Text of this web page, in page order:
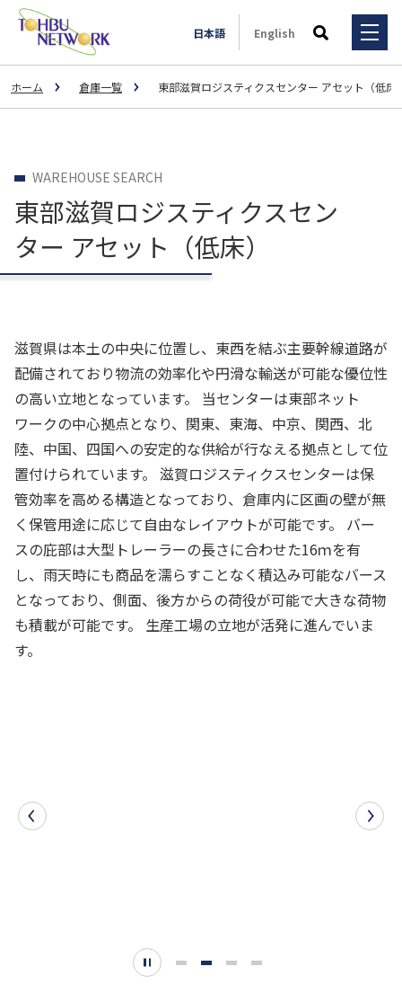
サービス・ソリューション
3PL事業
輸送マッチング事業
一般輸送事業
不動産賃貸事業
自動車整備事業
事例一覧
3PL
スポーツ用品メーカーM社様（大手運送会社Y社様とのコラ
大手ドラッグストアC社様
荷主様と外部倉庫のマッチング
一般輸送
トレーラーによる大型輸送：大手飲料メーカー様（複数
社）
スワップ輸送による働き方改善と輸送効率向上：大手飲料
メーカーS社様、大手製紙会社D様
特殊輸送
バラセメント：大手セメントメーカーU社様
ケミカル（危険物及び毒劇物等の化学物質）：化学品総合
物流会社N社様
全国拠点
会社情報
ご挨拶
東部ネットワークの歩み
企業理念
会社概要
役員一覧
グループ企業
紹介動画
IR情報
長期ビジョン
中期経営計画
個人投資家の皆さまへ
IRメール配信サービス
IRカレンダー
ニュース一覧
株式・株主総会情報
IRライブラリー
（資料一括ダウンロードを含む）
採用情報
弊社の事業やサービスに関しまして、
お気軽にお問い合わせください。
お問い合わせ
日本語 English
ホーム 倉庫一覧 東部滋賀ロジスティクスセンター アセット（低床
WAREHOUSE SEARCH
東部滋賀ロジスティクスセン
ター アセット（低床）
滋賀県は本土の中央に位置し、東西を結ぶ主要幹線道路が
配備されており物流の効率化や円滑な輸送が可能な優位性
の高い立地となっています。 当センターは東部ネット
ワークの中心拠点となり、関東、東海、中京、関西、北
陸、中国、四国への安定的な供給が行なえる拠点として位
置付けられています。 滋賀ロジスティクスセンターは保
管効率を高める構造となっており、倉庫内に区画の壁が無
く保管用途に応じて自由なレイアウトが可能です。 バー
スの庇部は大型トレーラーの長さに合わせた16ｍを有
し、雨天時にも商品を濡らすことなく積込み可能なバース
となっており、側面、後方からの荷役が可能で大きな荷物
も積載が可能です。 生産工場の立地が活発に進んでいま
す。